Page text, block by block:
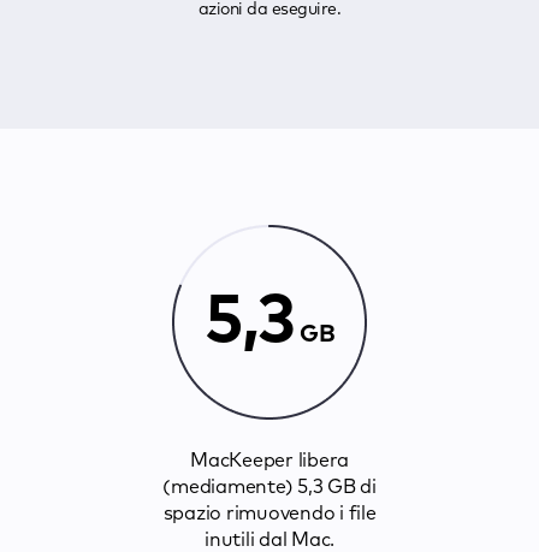
azioni da eseguire.
5,3 GB
MacKeeper libera
(mediamente) 5,3 GB di
spazio rimuovendo i file
inutili dal Mac.